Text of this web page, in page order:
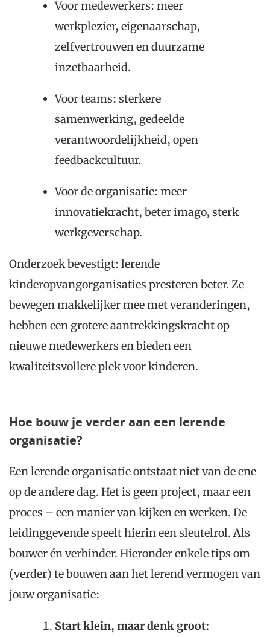
Voor medewerkers: meer
werkplezier, eigenaarschap,
zelfvertrouwen en duurzame
inzetbaarheid.
Voor teams: sterkere
samenwerking, gedeelde
verantwoordelijkheid, open
feedbackcultuur.
Voor de organisatie: meer
innovatiekracht, beter imago, sterk
werkgeverschap.
Onderzoek bevestigt: lerende
kinderopvangorganisaties presteren beter. Ze
bewegen makkelijker mee met veranderingen,
hebben een grotere aantrekkingskracht op
nieuwe medewerkers en bieden een
kwaliteitsvollere plek voor kinderen.
Hoe bouw je verder aan een lerende
organisatie?
Een lerende organisatie ontstaat niet van de ene
op de andere dag. Het is geen project, maar een
proces – een manier van kijken en werken. De
leidinggevende speelt hierin een sleutelrol. Als
bouwer én verbinder. Hieronder enkele tips om
(verder) te bouwen aan het lerend vermogen van
jouw organisatie:
Start klein, maar denk groot: